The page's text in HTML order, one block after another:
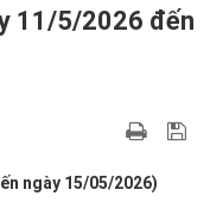
11/5/2026 đến
ngày 15/05/2026)